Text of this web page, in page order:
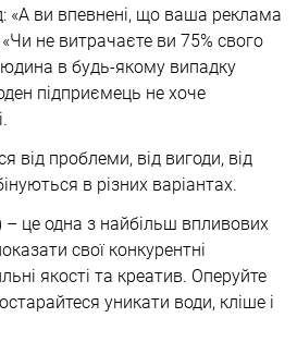
«А ви впевнені, що ваша реклама
не витрачаєте ви 75% свого
в будь-якому випадку
підприємець не хоче
від проблеми, від вигоди, від
в різних варіантах.
це одна з найбільш впливових
свої конкурентні
якості та креатив. Оперуйте
уникати води, кліше і